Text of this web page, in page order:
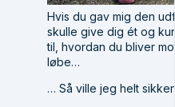
Hvis du gav mig den
skulle give dig ét og
til, hvordan du bliver
løbe…
… Så ville jeg helt